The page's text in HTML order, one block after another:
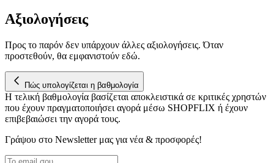
Αξιολογήσεις
Προς το παρόν δεν υπάρχουν άλλες αξιολογήσεις. Όταν
προστεθούν, θα εμφανιστούν εδώ.
Πώς υπολογίζεται η βαθμολογία
Η τελική βαθμολογία βασίζεται αποκλειστικά σε κριτικές χρηστών
που έχουν πραγματοποιήσει αγορά μέσω SHOPFLIX ή έχουν
επιβεβαιώσει την αγορά τους.
Γράψου στο Νewsletter μας για νέα & προσφορές!